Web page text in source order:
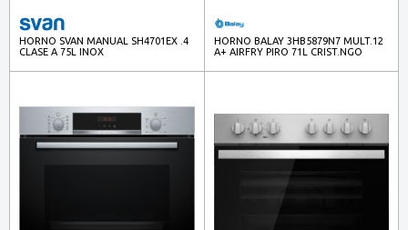
HORNO SVAN MANUAL SH4701EX .4
CLASE A 75L INOX
HORNO BALAY 3HB5879N7 MULT.12
A+ AIRFRY PIRO 71L CRIST.NGO